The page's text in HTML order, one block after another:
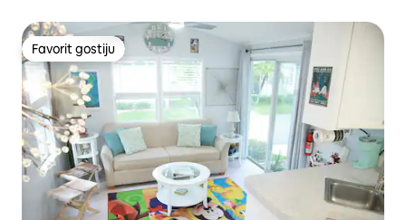
Favorit gostiju
Favorit gostiju